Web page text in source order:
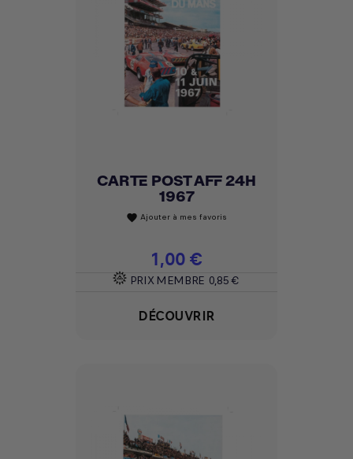
CARTE POST AFF 24H
1967
favorite Ajouter à mes favoris
Prix
1,00 €
PRIX MEMBRE 0,85 €
DÉCOUVRIR